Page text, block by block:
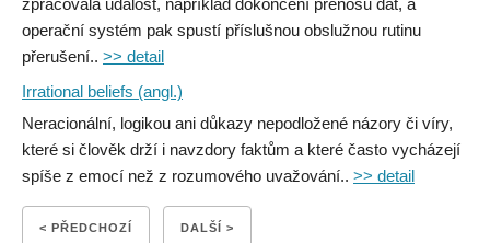
zpracovala událost, například dokončení přenosu dat, a
operační systém pak spustí příslušnou obslužnou rutinu
přerušení.. >> detail
Irrational beliefs (angl.)
Neracionální, logikou ani důkazy nepodložené názory či víry,
které si člověk drží i navzdory faktům a které často vycházejí
spíše z emocí než z rozumového uvažování.. >> detail
< PŘEDCHOZÍ DALŠÍ >